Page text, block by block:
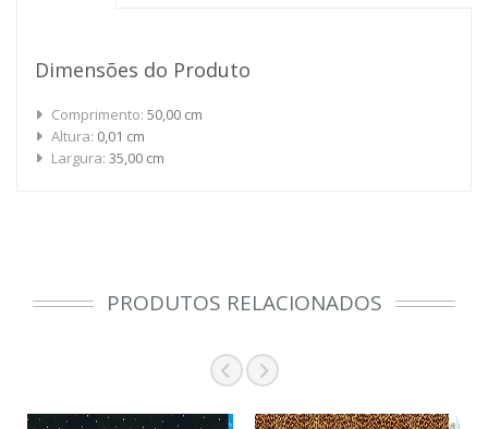
Dimensões do Produto
Comprimento: 50,00 cm
Altura: 0,01 cm
Largura: 35,00 cm
PRODUTOS RELACIONADOS